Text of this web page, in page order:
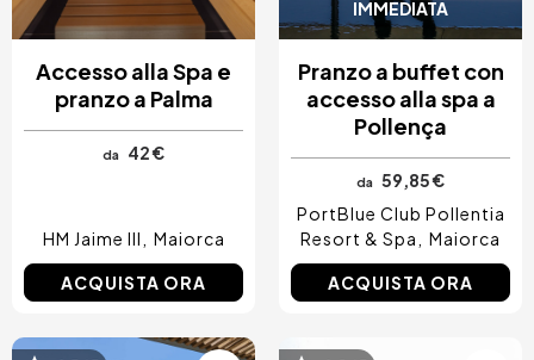
Accesso alla Spa e
pranzo a Palma
da 42 €
HM Jaime III Maiorca
ACQUISTA ORA
IMMEDIATA
Pranzo a buffet con
accesso alla spa a
Pollença
da 59,85 €
PortBlue Club Pollentia
Resort & Spa
Maiorca
ACQUISTA ORA